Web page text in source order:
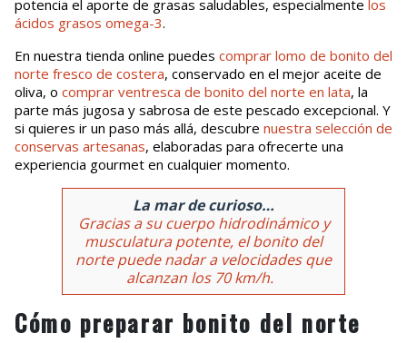
potencia el aporte de grasas saludables, especialmente los
ácidos grasos omega-3.
En nuestra tienda online puedes comprar lomo de bonito del
norte fresco de costera, conservado en el mejor aceite de
oliva, o comprar ventresca de bonito del norte en lata, la
parte más jugosa y sabrosa de este pescado excepcional. Y
si quieres ir un paso más allá, descubre nuestra selección de
conservas artesanas, elaboradas para ofrecerte una
experiencia gourmet en cualquier momento.
La mar de curioso…
Gracias a su cuerpo hidrodinámico y
musculatura potente, el bonito del
norte puede nadar a velocidades que
alcanzan los 70 km/h.
Cómo preparar bonito del norte